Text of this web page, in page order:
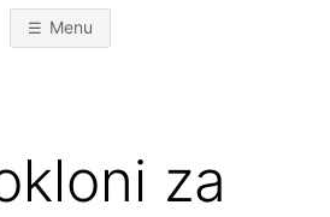
Menu
za